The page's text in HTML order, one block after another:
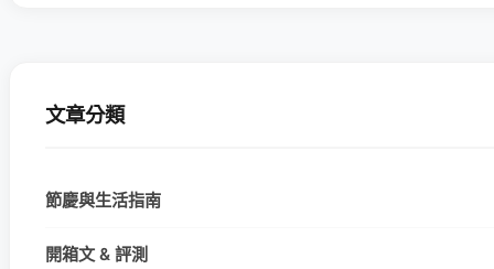
文章分類
節慶與生活指南
開箱文 & 評測